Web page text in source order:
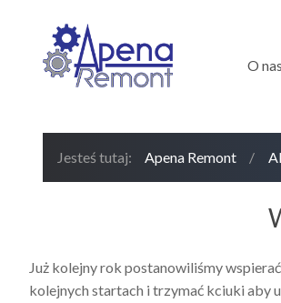
O nas
Jesteś tutaj: Apena Remont /
Już kolejny rok postanowiliśmy
kolejnych startach i trzymać kciuki aby